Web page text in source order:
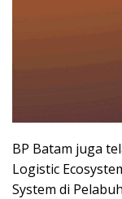
BP Batam juga
Logistic
System di